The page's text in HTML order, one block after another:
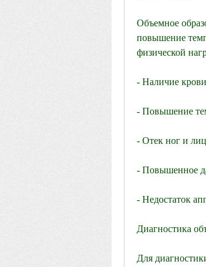
Объемное
повышение
физической
- Наличие
- Повышение
- Отек ног и
- Повышенное
- Недостаток
Диагностика
Для